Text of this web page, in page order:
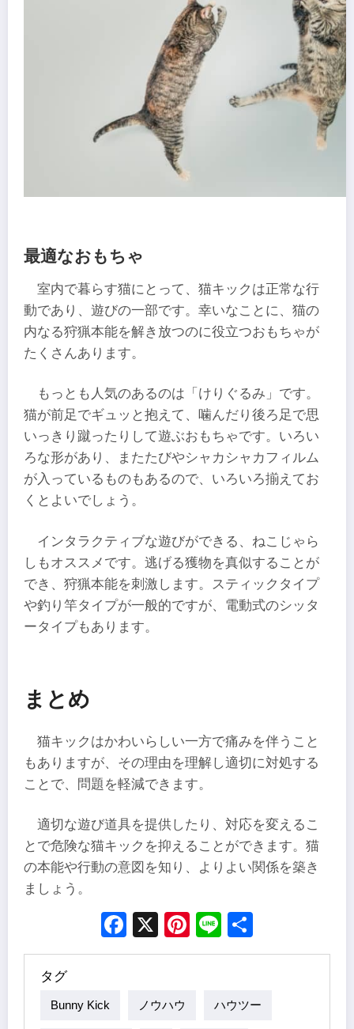
最適なおもちゃ
室内で暮らす猫にとって、猫キックは正常な行
動であり、遊びの一部です。幸いなことに、猫の
内なる狩猟本能を解き放つのに役立つおもちゃが
たくさんあります。
もっとも人気のあるのは「けりぐるみ」です。
猫が前足でギュッと抱えて、噛んだり後ろ足で思
いっきり蹴ったりして遊ぶおもちゃです。いろい
ろな形があり、またたびやシャカシャカフィルム
が入っているものもあるので、いろいろ揃えてお
くとよいでしょう。
インタラクティブな遊びができる、ねこじゃら
しもオススメです。逃げる獲物を真似することが
でき、狩猟本能を刺激します。スティックタイプ
や釣り竿タイプが一般的ですが、電動式のシッタ
ータイプもあります。
まとめ
猫キックはかわいらしい一方で痛みを伴うこと
もありますが、その理由を理解し適切に対処する
ことで、問題を軽減できます。
適切な遊び道具を提供したり、対応を変えるこ
とで危険な猫キックを抑えることができます。猫
の本能や行動の意図を知り、よりよい関係を築き
ましょう。
Facebook
X Pinterest
Line
タグ
Bunny Kick ノウハウ ハウツー